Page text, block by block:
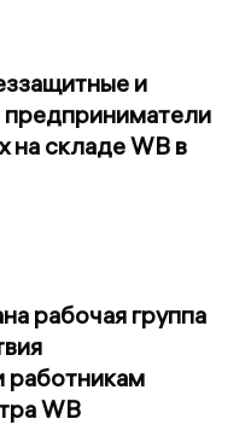
и
предприниматели
на складе WB в
рабочая группа
работникам
WB